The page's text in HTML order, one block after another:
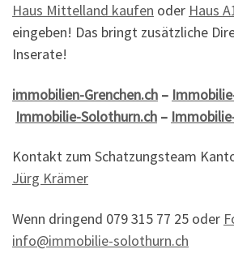
Haus Mittelland kaufen oder Haus
eingeben! Das bringt zusätzliche
Inserate!
immobilien-Grenchen.ch –
Immobilie-Solothurn.ch –
Kontakt zum Schatzungsteam
Jürg Krämer
Wenn dringend 079 315 77 25 oder
info@immobilie-solothurn.ch